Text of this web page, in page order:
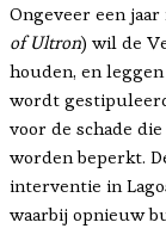
Ongeveer een jaar
of Ultron) wil de
houden, en leggen
wordt
voor de schade
worden beperkt.
interventie in
waarbij opnieuw